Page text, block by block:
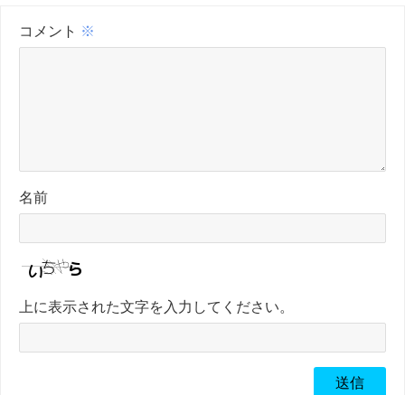
コメント ※
名前
上に表示された文字を入力してください。